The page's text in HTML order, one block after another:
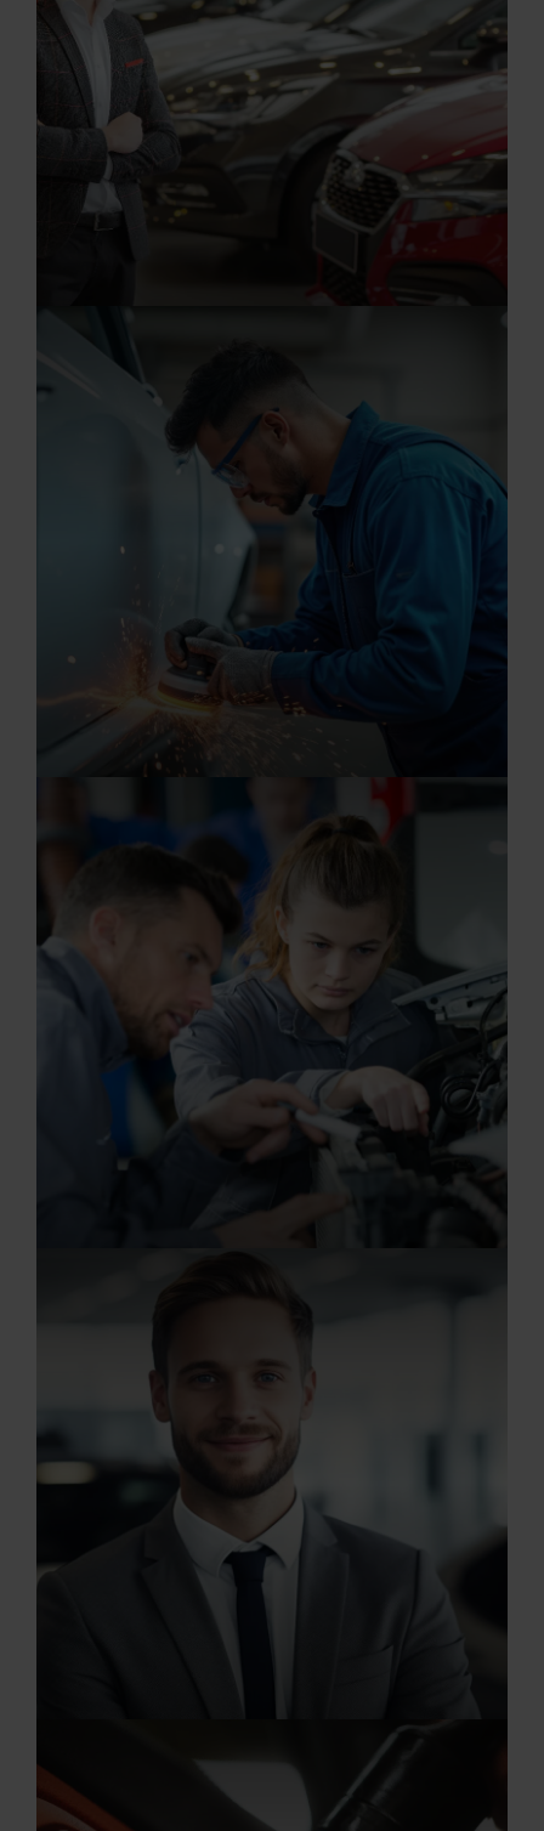
Flottenvertriebsmitarbeiter (m/w/d)
Ausbildung zum Karosserie- und
Ausbildung zum Automobilkaufmann (m/w/d)